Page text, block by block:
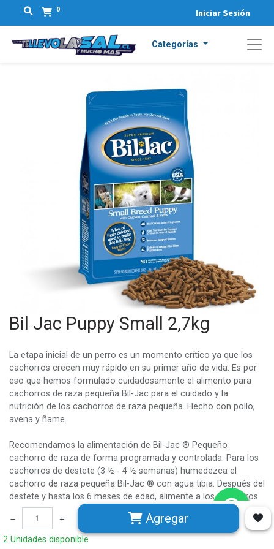
0 Iniciar Sesión
Categorías
Bil Jac Puppy Small 2,7kg
La etapa inicial de un perro es un momento crítico ya que los
cachorros crecen muy rápido en su primer año de vida. Es por
eso que hemos formulado cuidadosamente el alimento para
cachorros de raza pequeña Bil-Jac para el cuidado y la
nutrición de los cachorros de raza pequeña. Hecho con pollo,
avena y ñame.
Recomendamos la alimentación de Bil-Jac ® Pequeño
cachorro de raza de forma programada y controlada. Para los
cachorros de destete (3 ½ - 4 ½ semanas) humedezca el
cachorro de raza pequeña Bil-Jac ® con agua tibia. Después del
destete y hasta los 6 meses de edad, alimente a los cachorros
tres veces al día. Después de 6 meses hasta que su cachorro
alcance la madurez, alimente dos veces al día. Use la tabla de
alimentación como punto de partida. La cantidad adecuada
Agregar
2 Unidades disponible